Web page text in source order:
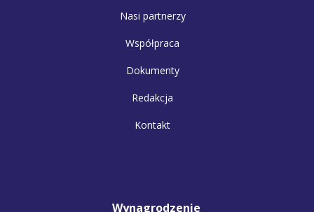
Nasi partnerzy
Współpraca
Dokumenty
Redakcja
Kontakt
Wynagrodzenie